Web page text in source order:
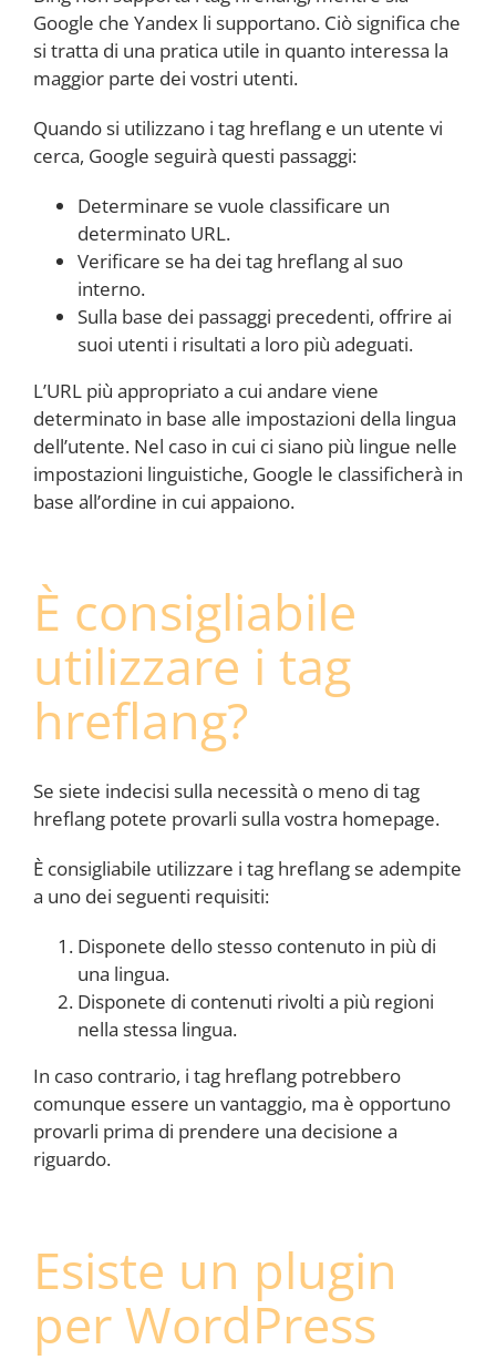
Google che Yandex li supportano. Ciò significa che
si tratta di una pratica utile in quanto interessa la
maggior parte dei vostri utenti.
Quando si utilizzano i tag hreflang e un utente vi
cerca, Google seguirà questi passaggi:
Determinare se vuole classificare un
determinato URL.
Verificare se ha dei tag hreflang al suo
interno.
Sulla base dei passaggi precedenti, offrire ai
suoi utenti i risultati a loro più adeguati.
L’URL più appropriato a cui andare viene
determinato in base alle impostazioni della lingua
dell’utente. Nel caso in cui ci siano più lingue nelle
impostazioni linguistiche, Google le classificherà in
base all’ordine in cui appaiono.
È consigliabile
utilizzare i tag
hreflang?
Se siete indecisi sulla necessità o meno di tag
hreflang potete provarli sulla vostra homepage.
È consigliabile utilizzare i tag hreflang se adempite
a uno dei seguenti requisiti:
Disponete dello stesso contenuto in più di
una lingua.
Disponete di contenuti rivolti a più regioni
nella stessa lingua.
In caso contrario, i tag hreflang potrebbero
comunque essere un vantaggio, ma è opportuno
provarli prima di prendere una decisione a
riguardo.
Esiste un plugin
per WordPress